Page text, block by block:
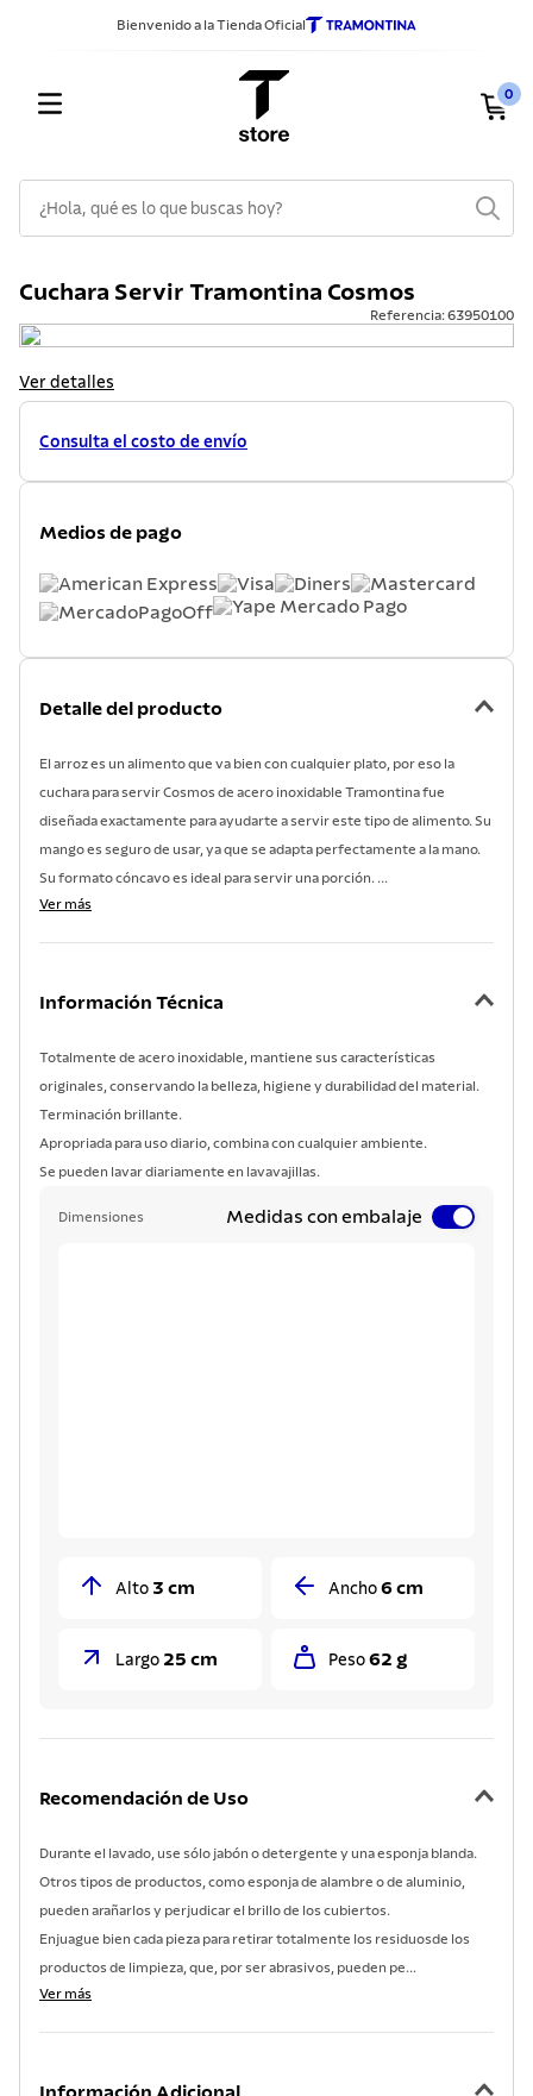
Bienvenido a la Tienda Oficial
0
Cuchara Servir Tramontina Cosmos
Referencia:63950100
Ver detalles
Consulta el costo de envío
Medios de pago
Detalle del producto
El arroz es un alimento que va bien con cualquier plato, por eso la
cuchara para servir Cosmos de acero inoxidable Tramontina fue
diseñada exactamente para ayudarte a servir este tipo de alimento. Su
mango es seguro de usar, ya que se adapta perfectamente a la mano.
Su formato cóncavo es ideal para servir una porción. ...
Ver más
Información Técnica
Totalmente de acero inoxidable, mantiene sus características
originales, conservando la belleza, higiene y durabilidad del material.
Terminación brillante.
Apropriada para uso diario, combina con cualquier ambiente.
Se pueden lavar diariamente en lavavajillas.
Dimensiones Medidas con embalaje
Alto 3 cm Ancho 6 cm
Largo 25 cm Peso 62 g
Recomendación de Uso
Durante el lavado, use sólo jabón o detergente y una esponja blanda.
Otros tipos de productos, como esponja de alambre o de aluminio,
pueden arañarlos y perjudicar el brillo de los cubiertos.
Enjuague bien cada pieza para retirar totalmente los residuosde los
productos de limpieza, que, por ser abrasivos, pueden pe...
Ver más
1.
sarten
3.
cuchillos
lavadero
8.
acero inoxidable